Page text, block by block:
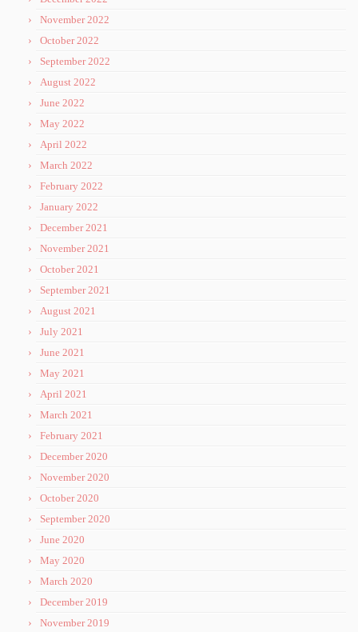
November 2022
October 2022
September 2022
August 2022
June 2022
May 2022
April 2022
March 2022
February 2022
January 2022
December 2021
November 2021
October 2021
September 2021
August 2021
July 2021
June 2021
May 2021
April 2021
March 2021
February 2021
December 2020
November 2020
October 2020
September 2020
June 2020
May 2020
March 2020
December 2019
November 2019